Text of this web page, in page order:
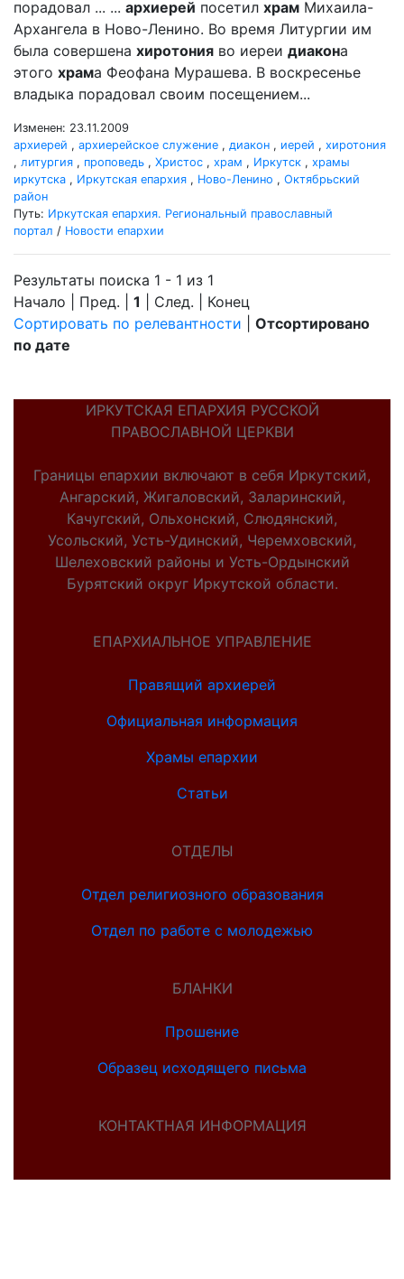
порадовал ... ... архиерей посетил храм Михаила-
Архангела в Ново-Ленино. Во время Литургии им
была совершена хиротония во иереи диакона
этого храма Феофана Мурашева. В воскресенье
владыка порадовал своим посещением...
Изменен: 23.11.2009
архиерей , архиерейское служение , диакон , иерей , хиротония
, литургия , проповедь , Христос , храм , Иркутск , храмы
иркутска , Иркутская епархия , Ново-Ленино , Октябрьский
район
Путь: Иркутская епархия. Региональный православный
портал / Новости епархии
Результаты поиска 1 - 1 из 1
Начало | Пред. | 1 | След. | Конец
Сортировать по релевантности
Отсортировано
по дате
ИРКУТСКАЯ ЕПАРХИЯ РУССКОЙ
ПРАВОСЛАВНОЙ ЦЕРКВИ
Границы епархии включают в себя Иркутский,
Ангарский, Жигаловский, Заларинский,
Качугский, Ольхонский, Слюдянский,
Усольский, Усть-Удинский, Черемховский,
Шелеховский районы и Усть-Ордынский
Бурятский округ Иркутской области.
ЕПАРХИАЛЬНОЕ УПРАВЛЕНИЕ
Правящий архиерей
Официальная информация
Храмы епархии
Статьи
ОТДЕЛЫ
Отдел религиозного образования
Отдел по работе с молодежью
БЛАНКИ
Прошение
Образец исходящего письма
КОНТАКТНАЯ ИНФОРМАЦИЯ